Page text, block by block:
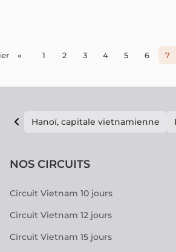
réchauffent le cœur durant cette
Europe, font de l'Asie l'endroit parfait
pour célébrer le Nouvel An 2026 en
« 1 2 3 4 5 6 7
Hanoï, capitale vietnamienne
NOS CIRCUITS
Circuit Vietnam 10 jours
Circuit Vietnam 12 jours
Circuit Vietnam 15 jours